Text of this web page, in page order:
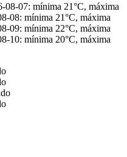
08-07: mínima 21°C, máxima
08: mínima 21°C, máxima
09: mínima 22°C, máxima
10: mínima 20°C, máxima